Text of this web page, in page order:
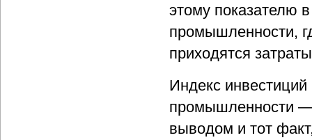
этому показателю
промышленности,
приходятся
Индекс
промышленности —
выводом и тот